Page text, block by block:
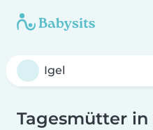
Tagesmütter in